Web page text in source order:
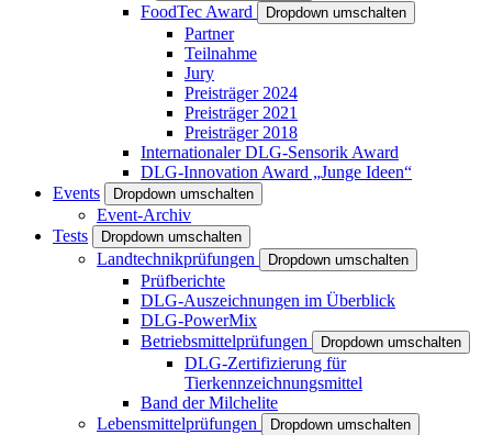
FoodTec Award Dropdown umschalten
Partner
Teilnahme
Jury
Preisträger 2024
Preisträger 2021
Preisträger 2018
Internationaler DLG-Sensorik Award
DLG-Innovation Award „Junge Ideen“
Events
Dropdown umschalten
Event-Archiv
Tests
Dropdown umschalten
Landtechnikprüfungen Dropdown umschalten
Prüfberichte
DLG-Auszeichnungen im Überblick
DLG-PowerMix
Betriebsmittelprüfungen
Dropdown umschalten
DLG-Zertifizierung für
Tierkennzeichnungsmittel
Band der Milchelite
Lebensmittelprüfungen
Dropdown umschalten